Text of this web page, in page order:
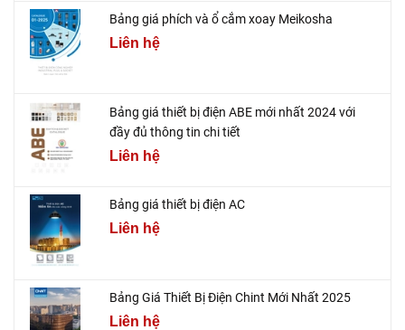
Bảng giá phích và ổ cắm xoay Meikosha
Liên hệ
Bảng giá thiết bị điện ABE mới nhất 2024 với
đầy đủ thông tin chi tiết
Liên hệ
Bảng giá thiết bị điện AC
Liên hệ
Bảng Giá Thiết Bị Điện Chint Mới Nhất 2025
Liên hệ